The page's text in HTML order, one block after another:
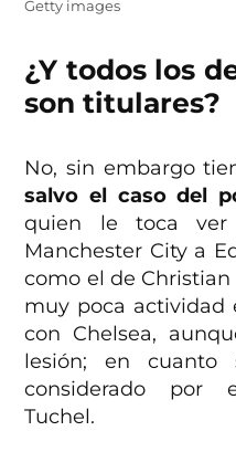
Getty images
¿Y todos los
son titulares?
No, sin embargo
salvo el caso del
quien le toca
Manchester City a
como el de
muy poca actividad
con Chelsea,
lesión; en cuanto
considerado por
Tuchel.